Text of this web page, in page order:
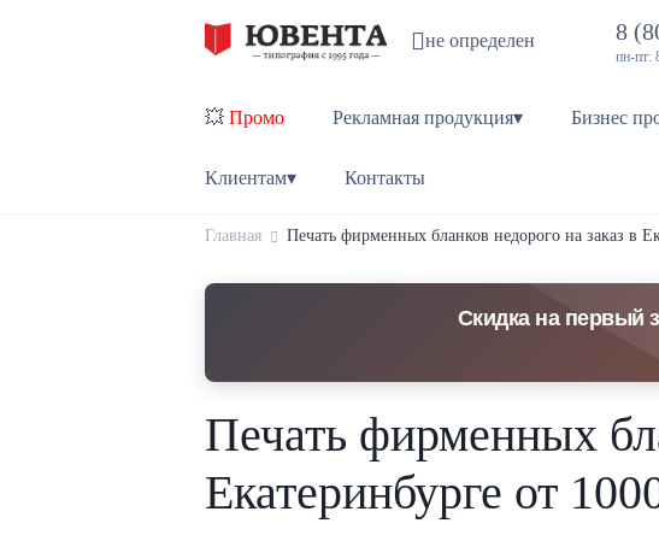
не определен 8
пн-пт:
💥 Промо Рекламная продукция▾ Бизнес
Клиентам▾ Контакты
Главная Печать фирменных бланков недорого на заказ в
Скидка на первый
Печать фирменных
Екатеринбурге от